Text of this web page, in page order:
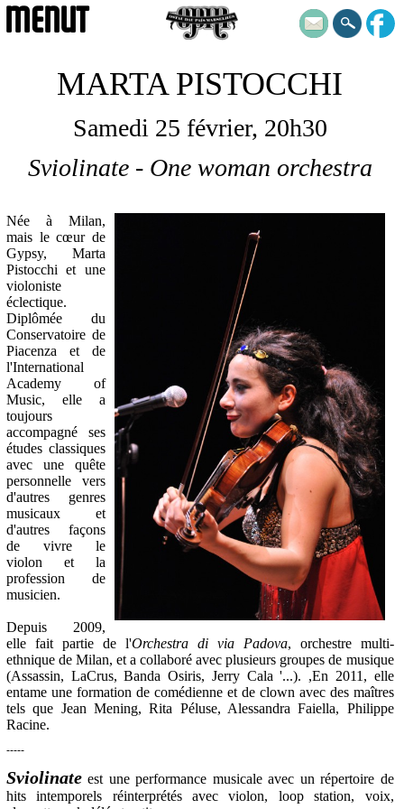
MENUT
MARTA PISTOCCHI
Samedi 25 février, 20h30
Sviolinate - One woman orchestra
Née à Milan,
mais le cœur de
Gypsy, Marta
Pistocchi et une
violoniste
éclectique.
Diplômée du
Conservatoire de
Piacenza et de
l'International
Academy of
Music, elle a
toujours
accompagné ses
études classiques
avec une quête
personnelle vers
d'autres genres
musicaux et
d'autres façons
de vivre le
violon et la
profession de
musicien.
Depuis 2009,
elle fait partie de l'Orchestra di via Padova, orchestre multi-
ethnique de Milan, et a collaboré avec plusieurs groupes de musique
(Assassin, LaCrus, Banda Osiris, Jerry Cala '...). ,En 2011, elle
entame une formation de comédienne et de clown avec des maîtres
tels que Jean Mening, Rita Péluse, Alessandra Faiella, Philippe
Racine.
-----
Sviolinate est une performance musicale avec un répertoire de
hits intemporels réinterprétés avec violon, loop station, voix,